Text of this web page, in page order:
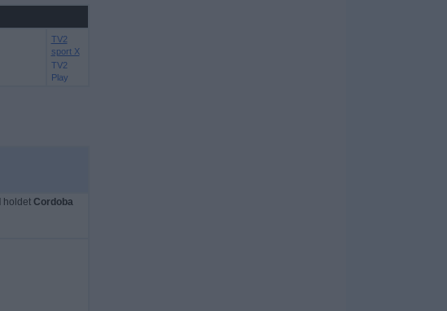
TV2
sport X
TV2
Play
holdet Cordoba